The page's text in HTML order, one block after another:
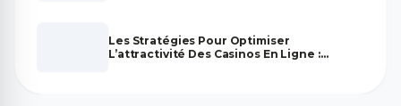
Les Stratégies Pour Optimiser
L’attractivité Des Casinos En Ligne :